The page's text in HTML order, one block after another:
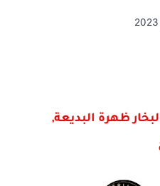
ظهرة البديعة,